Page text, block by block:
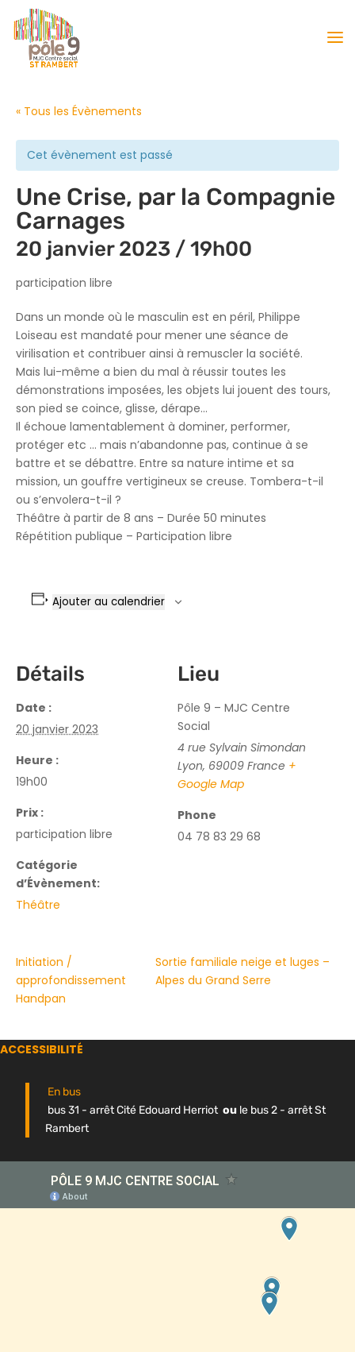
« Tous les Évènements
Cet évènement est passé
Une Crise, par la Compagnie
Carnages
20 janvier 2023 / 19h00
participation libre
Dans un monde où le masculin est en péril, Philippe
Loiseau est mandaté pour mener une séance de
virilisation et contribuer ainsi à remuscler la société.
Mais lui-même a bien du mal à réussir toutes les
démonstrations imposées, les objets lui jouent des tours,
son pied se coince, glisse, dérape…
Il échoue lamentablement à dominer, performer,
protéger etc … mais n’abandonne pas, continue à se
battre et se débattre. Entre sa nature intime et sa
mission, un gouffre vertigineux se creuse. Tombera-t-il
ou s’envolera-t-il ?
Théâtre à partir de 8 ans – Durée 50 minutes
Répétition publique – Participation libre
Ajouter au calendrier
Détails
Date :
20 janvier 2023
Heure :
19h00
Prix :
participation libre
Catégorie
d’Évènement:
Théâtre
Lieu
Pôle 9 – MJC Centre
Social
4 rue Sylvain Simondan
Lyon, 69009 France +
Google Map
Phone
04 78 83 29 68
Initiation /
approfondissement
Handpan
Sortie familiale neige et luges –
Alpes du Grand Serre
ACCESSIBILITÉ
En bus
bus 31 - arrêt Cité Edouard Herriot ou le bus 2 - arrêt St
Rambert